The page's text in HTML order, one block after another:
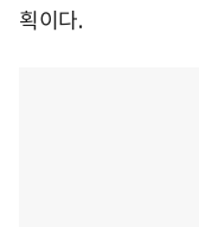
획이다.